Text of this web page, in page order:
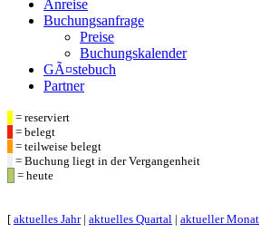
Anreise
Buchungsanfrage
Preise
Buchungskalender
GÃ¤stebuch
Partner
= reserviert
= belegt
= teilweise belegt
= Buchung liegt in der Vergangenheit
= heute
[ aktuelles Jahr| aktuelles Quartal | aktueller Monat